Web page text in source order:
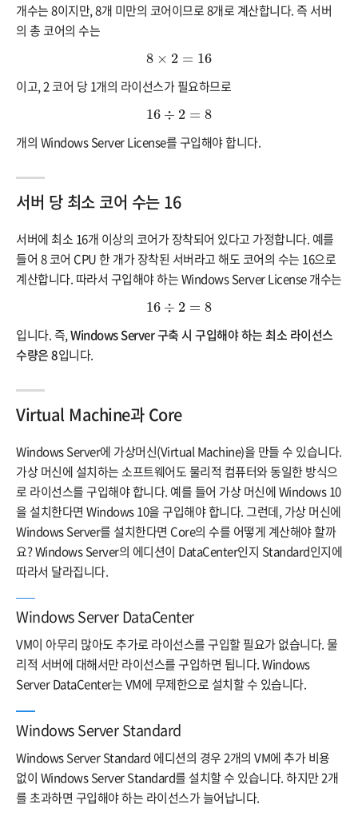
개수는 8이지만, 8개 미만의 코어이므로 8개로 계산합니다. 즉 서버
의 총 코어의 수는
8 × 2 = 16
8 × 2=16
이고, 2 코어 당 1개의 라이선스가 필요하므로
16 ÷ 2 = 8
16 ÷ 2=8
개의 Windows Server License를 구입해야 합니다.
서버 당 최소 코어 수는 16
서버에 최소 16개 이상의 코어가 장착되어 있다고 가정합니다. 예를
들어 8 코어 CPU 한 개가 장착된 서버라고 해도 코어의 수는 16으로
계산합니다. 따라서 구입해야 하는 Windows Server License 개수는
16 ÷ 2 = 8
16 ÷ 2=8
입니다. 즉,Windows Server 구축 시 구입해야 하는 최소 라이선스
수량은 8입니다.
Virtual Machine과 Core
Windows Server에 가상머신(Virtual Machine)을 만들 수 있습니다.
가상 머신에 설치하는 소프트웨어도 물리적 컴퓨터와 동일한 방식으
로 라이선스를 구입해야 합니다. 예를 들어 가상 머신에 Windows 10
을 설치한다면 Windows 10을 구입해야 합니다. 그런데, 가상 머신에
Windows Server를 설치한다면 Core의 수를 어떻게 계산해야 할까
요? Windows Server의 에디션이 DataCenter인지 Standard인지에
따라서 달라집니다.
Windows Server DataCenter
VM이 아무리 많아도 추가로 라이선스를 구입할 필요가 없습니다. 물
리적 서버에 대해서만 라이선스를 구입하면 됩니다. Windows
Server DataCenter는 VM에 무제한으로 설치할 수 있습니다.
Windows Server Standard
Windows Server Standard 에디션의 경우 2개의 VM에 추가 비용
없이 Windows Server Standard를 설치할 수 있습니다. 하지만 2개
를 초과하면 구입해야 하는 라이선스가 늘어납니다.